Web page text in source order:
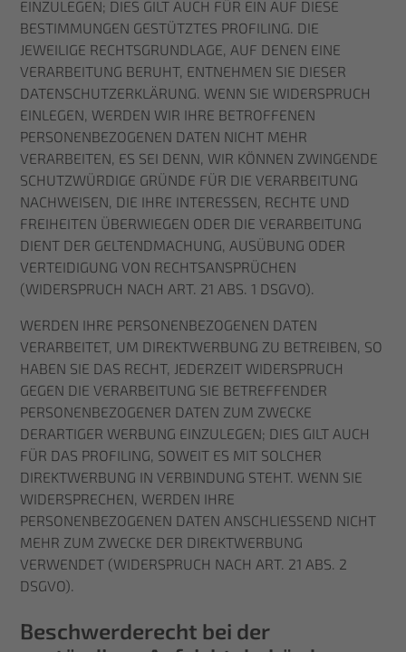
EINZULEGEN; DIES GILT AUCH FÜR EIN AUF DIESE
BESTIMMUNGEN GESTÜTZTES PROFILING. DIE
JEWEILIGE RECHTSGRUNDLAGE, AUF DENEN EINE
VERARBEITUNG BERUHT, ENTNEHMEN SIE DIESER
DATENSCHUTZERKLÄRUNG. WENN SIE WIDERSPRUCH
EINLEGEN, WERDEN WIR IHRE BETROFFENEN
PERSONENBEZOGENEN DATEN NICHT MEHR
VERARBEITEN, ES SEI DENN, WIR KÖNNEN ZWINGENDE
SCHUTZWÜRDIGE GRÜNDE FÜR DIE VERARBEITUNG
NACHWEISEN, DIE IHRE INTERESSEN, RECHTE UND
FREIHEITEN ÜBERWIEGEN ODER DIE VERARBEITUNG
DIENT DER GELTENDMACHUNG, AUSÜBUNG ODER
VERTEIDIGUNG VON RECHTSANSPRÜCHEN
(WIDERSPRUCH NACH ART. 21 ABS. 1 DSGVO).
WERDEN IHRE PERSONENBEZOGENEN DATEN
VERARBEITET, UM DIREKTWERBUNG ZU BETREIBEN, SO
HABEN SIE DAS RECHT, JEDERZEIT WIDERSPRUCH
GEGEN DIE VERARBEITUNG SIE BETREFFENDER
PERSONENBEZOGENER DATEN ZUM ZWECKE
DERARTIGER WERBUNG EINZULEGEN; DIES GILT AUCH
FÜR DAS PROFILING, SOWEIT ES MIT SOLCHER
DIREKTWERBUNG IN VERBINDUNG STEHT. WENN SIE
WIDERSPRECHEN, WERDEN IHRE
PERSONENBEZOGENEN DATEN ANSCHLIESSEND NICHT
MEHR ZUM ZWECKE DER DIREKTWERBUNG
VERWENDET (WIDERSPRUCH NACH ART. 21 ABS. 2
DSGVO).
Beschwerde­recht bei der